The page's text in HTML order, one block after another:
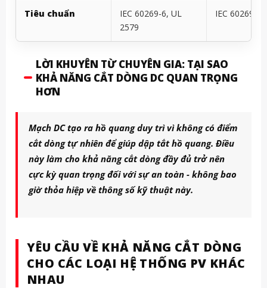
Tiêu chuẩn
IEC 60269-6, UL
2579
IEC 60269-
LỜI KHUYÊN TỪ CHUYÊN GIA: TẠI SAO
KHẢ NĂNG CẮT DÒNG DC QUAN TRỌNG
HƠN
Mạch DC tạo ra hồ quang duy trì vì không có điểm
cắt dòng tự nhiên để giúp dập tắt hồ quang. Điều
này làm cho khả năng cắt dòng đầy đủ trở nên
cực kỳ quan trọng đối với sự an toàn - không bao
giờ thỏa hiệp về thông số kỹ thuật này.
YÊU CẦU VỀ KHẢ NĂNG CẮT DÒNG
CHO CÁC LOẠI HỆ THỐNG PV KHÁC
NHAU